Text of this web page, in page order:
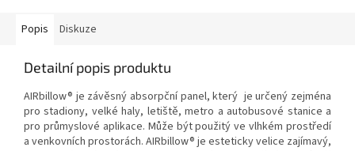
Popis Diskuze
Detailní popis produktu
AIRbillow® je závěsný absorpční panel, který je určený zejména
pro stadiony, velké haly, letiště, metro a autobusové stanice a
pro průmyslové aplikace. Může být použitý ve vlhkém prostředí
a venkovních prostorách. AIRbillow® je esteticky velice zajímavý,